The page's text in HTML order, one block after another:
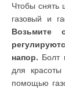
Чтобы снять
газовый и
Возьмите
напор. Болт
для
помощью